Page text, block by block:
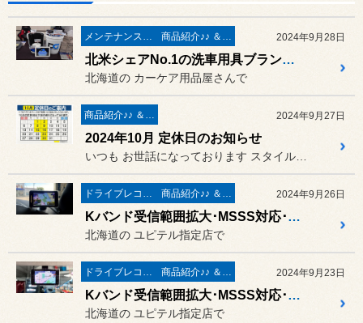
メンテナンス＆ケミカル 商品紹介♪♪ ＆ ”フィール”からのお知らせ。 2024年9月28日
北米シェアNo.1の洗車用具ブランド『DETAIL GUARDZ』ディテールガーズ の取扱いを始めました ❤
北海道の カーケア用品屋さんで
商品紹介♪♪ ＆ ”フィール”からのお知らせ。 2024年9月27日
2024年10月 定休日のお知らせ
ドライブレコーダー＆レーダー取付 商品紹介♪♪ ＆ ”フィール”からのお知らせ。 2024年9月26日
Kバンド受信範囲拡大･MSSS対応･レーザー受光モデルの新商品☆ ユピテル レーザー＆レーダー探知機 指定店モデル「スーパーキャット ZK2000」の取付作業 ／ マツダ BP5P MAZDA3
北海道の ユピテル指定店で
ドライブレコーダー＆レーダー取付 商品紹介♪♪ ＆ ”フィール”からのお知らせ。 2024年9月23日
Kバンド受信範囲拡大･MSSS対応･レーザー受光モデルの新商品☆ ユピテル レーザー＆レーダー探知機 指定店モデル「スーパーキャット ZK2000」の取付作業 ／ トヨタ レジアスエース
北海道の ユピテル指定店で